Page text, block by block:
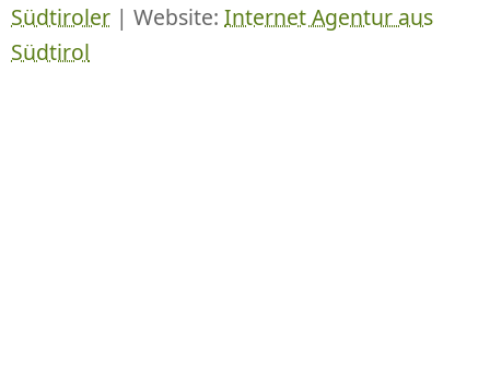
Südtiroler | Website: Internet Agentur aus
Südtirol